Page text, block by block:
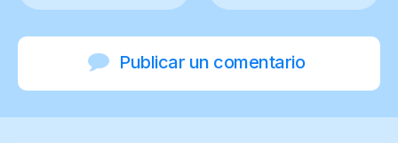
Publicar un comentario